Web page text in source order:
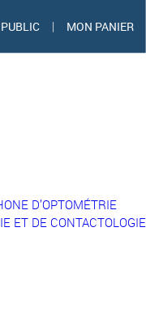
MON PANIER
|
D’OPTOMÉTRIE
ET DE CONTACTOLOGIE